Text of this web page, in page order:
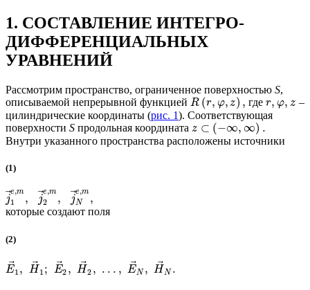
1. СОСТАВЛЕНИЕ ИНТЕГРО-
ДИФФЕРЕНЦИАЛЬНЫХ
УРАВНЕНИЙ
Рассмотрим пространство, ограниченное поверхностью S,
описываемой непрерывной функцией R (r, φ, z) , гдеr, φ, z –
цилиндрические координаты (рис. 1). Соответствующая
поверхности S продольная координата z ⊂ (−∞, ∞) .
Внутри указанного пространства расположены источники
(1)
j⃗
e,m
1 , j⃗
e,m
2 , j⃗
e,m
N
,
которые создают поля
(2)
E⃗1 , H⃗1 ; E⃗2 , H⃗2 , . . . , E⃗N , H⃗N .